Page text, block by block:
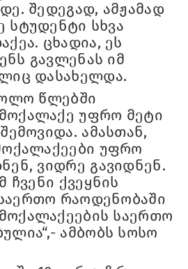
შედეგად, ამჟამად
სტუდენტი სხვა
ცხადია, ეს
გავლენას იმ
დასახელდა.
წლებში
უფრო მეტი
ამასთან,
უფრო
ვიდრე გავიდნენ.
ჩვენი ქვეყნის
რაოდენობაში
საერთო
ამბობს სოსო